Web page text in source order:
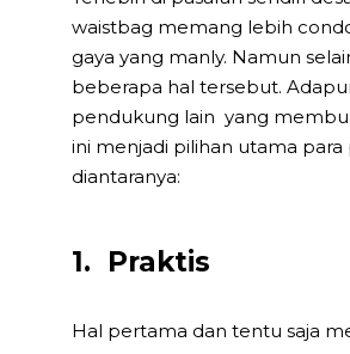
waistbag memang lebih
gaya yang manly. Namun
beberapa hal tersebut.
pendukung lain yang
ini menjadi pilihan utama para
diantaranya:
1. Praktis
Hal pertama dan tentu saja